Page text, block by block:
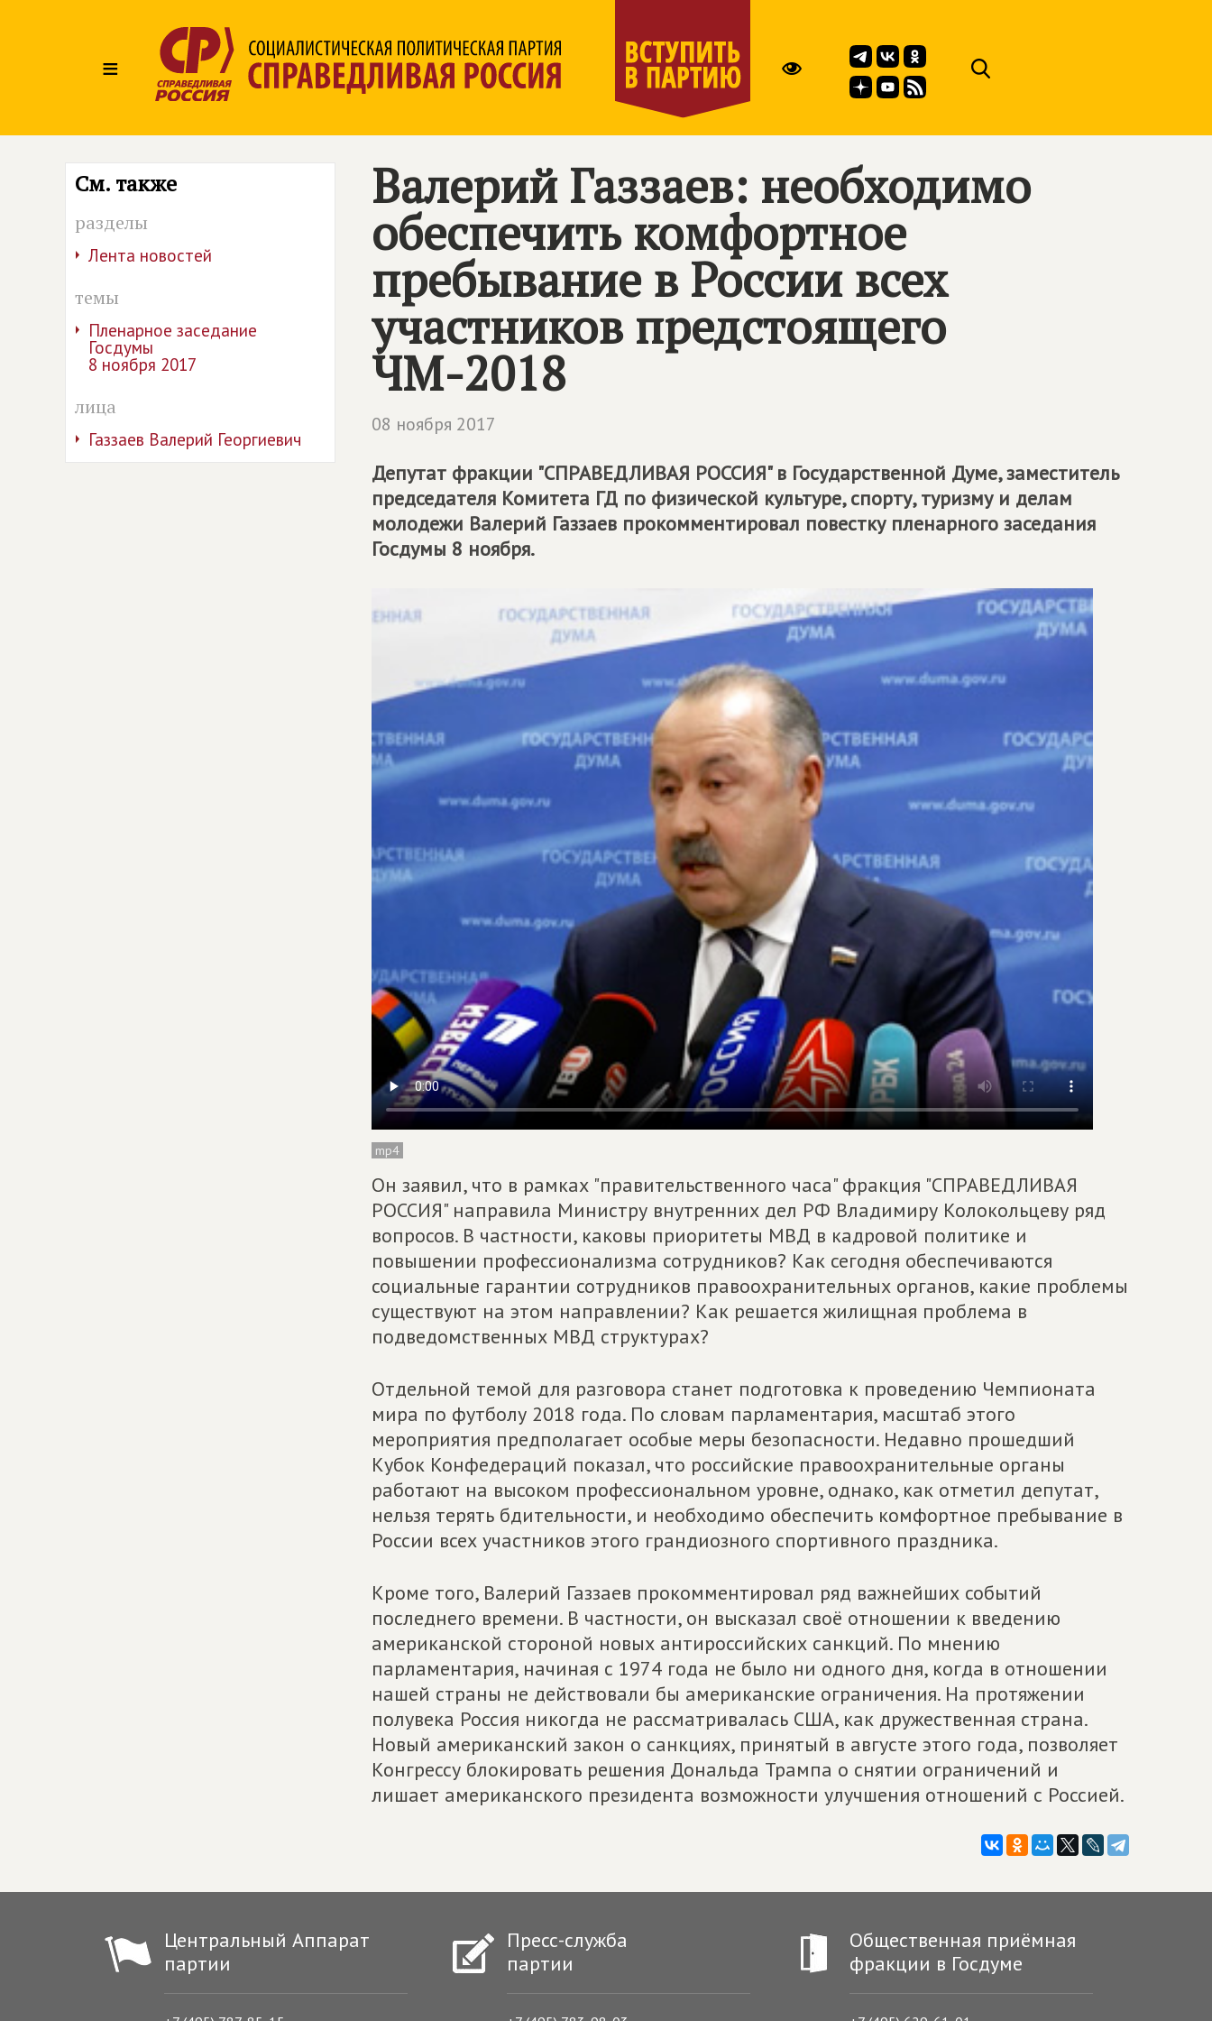
≡
См. также
разделы
Лента новостей
темы
Пленарное заседание
Госдумы
8 ноября 2017
лица
Газзаев Валерий Георгиевич
Валерий Газзаев: необходимо
обеспечить комфортное
пребывание в России всех
участников предстоящего
ЧМ-2018
08 ноября 2017
Депутат фракции "СПРАВЕДЛИВАЯ РОССИЯ" в Государственной Думе, заместитель
председателя Комитета ГД по физической культуре, спорту, туризму и делам
молодежи Валерий Газзаев прокомментировал повестку пленарного заседания
Госдумы 8 ноября.
mp4
Он заявил, что в рамках "правительственного часа" фракция "СПРАВЕДЛИВАЯ
РОССИЯ" направила Министру внутренних дел РФ Владимиру Колокольцеву ряд
вопросов. В частности, каковы приоритеты МВД в кадровой политике и
повышении профессионализма сотрудников? Как сегодня обеспечиваются
социальные гарантии сотрудников правоохранительных органов, какие проблемы
существуют на этом направлении? Как решается жилищная проблема в
подведомственных МВД структурах?
Отдельной темой для разговора станет подготовка к проведению Чемпионата
мира по футболу 2018 года. По словам парламентария, масштаб этого
мероприятия предполагает особые меры безопасности. Недавно прошедший
Кубок Конфедераций показал, что российские правоохранительные органы
работают на высоком профессиональном уровне, однако, как отметил депутат,
нельзя терять бдительности, и необходимо обеспечить комфортное пребывание в
России всех участников этого грандиозного спортивного праздника.
Кроме того, Валерий Газзаев прокомментировал ряд важнейших событий
последнего времени. В частности, он высказал своё отношении к введению
американской стороной новых антироссийских санкций. По мнению
парламентария, начиная с 1974 года не было ни одного дня, когда в отношении
нашей страны не действовали бы американские ограничения. На протяжении
полувека Россия никогда не рассматривалась США, как дружественная страна.
Новый американский закон о санкциях, принятый в августе этого года, позволяет
Конгрессу блокировать решения Дональда Трампа о снятии ограничений и
лишает американского президента возможности улучшения отношений с Россией.
Центральный Аппарат
партии
Пресс-служба
партии
Общественная приёмная
фракции в Госдуме